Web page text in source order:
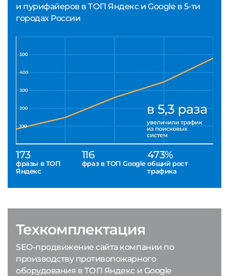
и пурифайеров в ТОП Яндекс и Google в 5-ти
городах России
173
фразы в ТОП
Яндекс
116
фраз в ТОП Google
473%
общий рост
трафика
Техкомплектация
SEO-продвижение сайта компании по
производству противопожарного
оборудования в ТОП Яндекс и Google